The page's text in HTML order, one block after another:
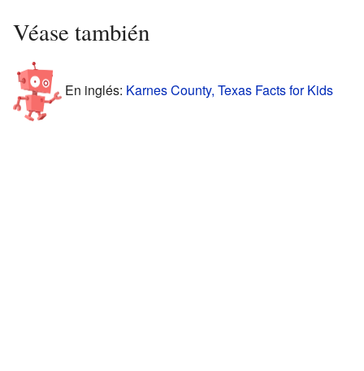
Véase también
En inglés: Karnes County, Texas Facts for Kids